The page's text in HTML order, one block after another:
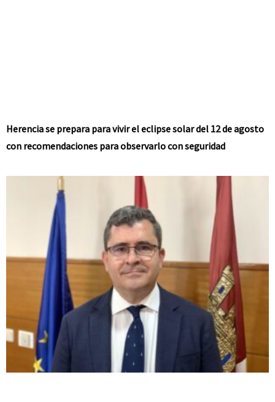
Herencia se prepara para vivir el eclipse solar del 12 de agosto
con recomendaciones para observarlo con seguridad